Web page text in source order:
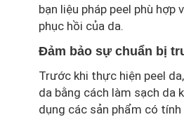
bạn liệu pháp peel phù hợp
phục hồi của da.
Đảm bảo sự chuẩn bị
Trước khi thực hiện peel
da bằng cách làm sạch da
dụng các sản phẩm có